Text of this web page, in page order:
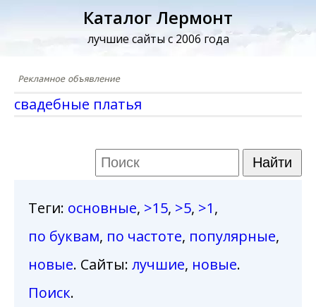
Каталог Лермонт
лучшие сайты с 2006 года
свадебные платья
Теги: основные, >15, >5, >1,
по буквам, по частоте, популярные,
новые. Сайты: лучшие, новые.
Поиск.